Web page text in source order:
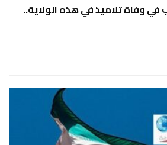
في وفاة تلاميذ في هذه الولاية..